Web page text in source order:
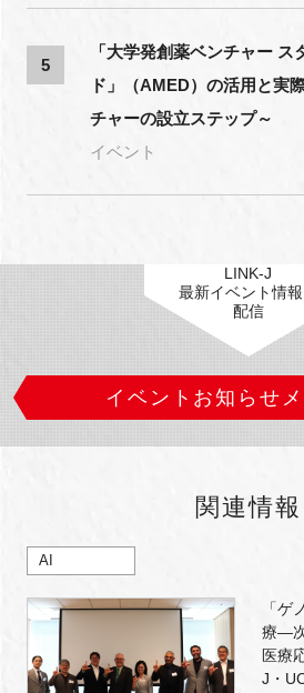
5
「大学発創薬ベンチャー ス
ド」（AMED）の活用と
チャーの設立ステップ～
イベント
LINK-J
最新イベント情
配信
イベントお知らせ
関連情報
AI
「ゲ
療―
医療
J・